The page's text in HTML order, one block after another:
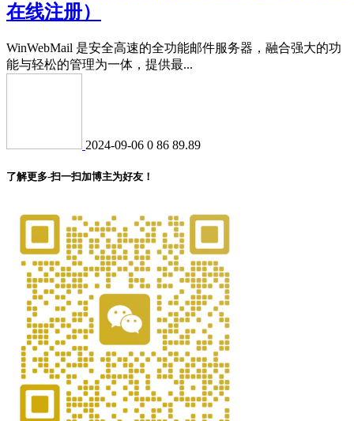
在线注册）
WinWebMail 是安全高速的全功能邮件服务器，融合强大的功
能与轻松的管理为一体，提供最...
2024-09-06 0 86 89.89
了解更多-扫一扫加博主为好友！